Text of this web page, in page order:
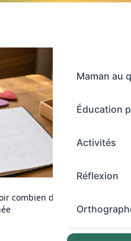
Maman au
Éducation
Activités
Réflexion
combien de semaines